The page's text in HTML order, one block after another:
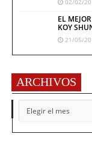
EL
KOY
21/05/
ARCHIVOS
ARCHIVOS